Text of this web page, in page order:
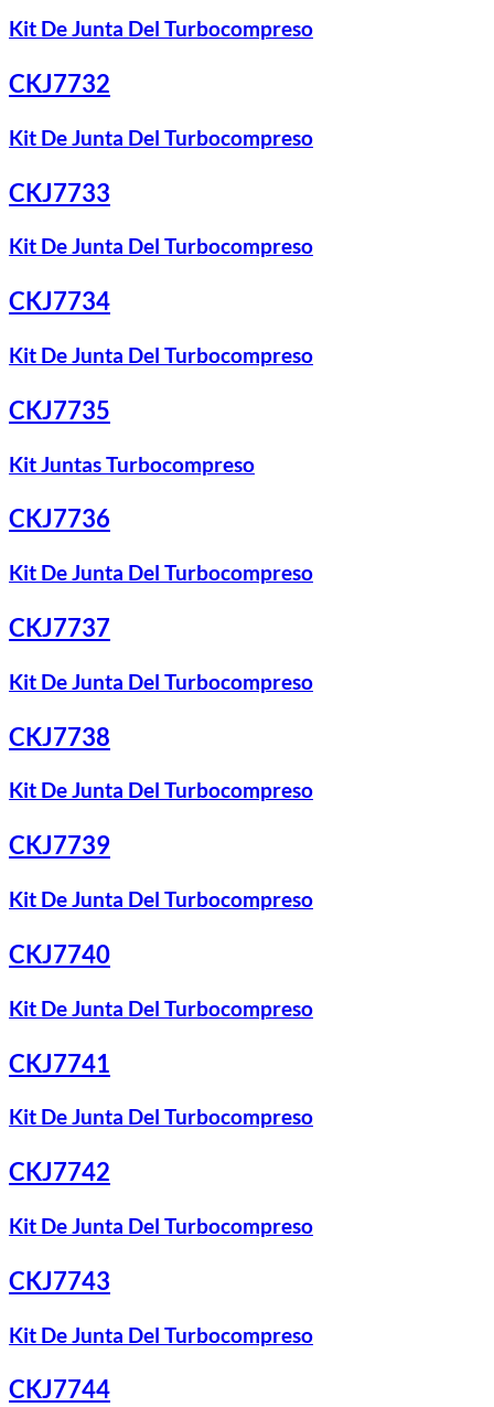
Kit De Junta Del Turbocompreso
CKJ7732
Kit De Junta Del Turbocompreso
CKJ7733
Kit De Junta Del Turbocompreso
CKJ7734
Kit De Junta Del Turbocompreso
CKJ7735
Kit Juntas Turbocompreso
CKJ7736
Kit De Junta Del Turbocompreso
CKJ7737
Kit De Junta Del Turbocompreso
CKJ7738
Kit De Junta Del Turbocompreso
CKJ7739
Kit De Junta Del Turbocompreso
CKJ7740
Kit De Junta Del Turbocompreso
CKJ7741
Kit De Junta Del Turbocompreso
CKJ7742
Kit De Junta Del Turbocompreso
CKJ7743
Kit De Junta Del Turbocompreso
CKJ7744